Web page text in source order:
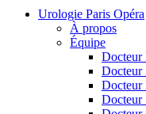
Urologie Paris Opéra
À propos
Équipe
Docteur
Docteur
Docteur
Docteur